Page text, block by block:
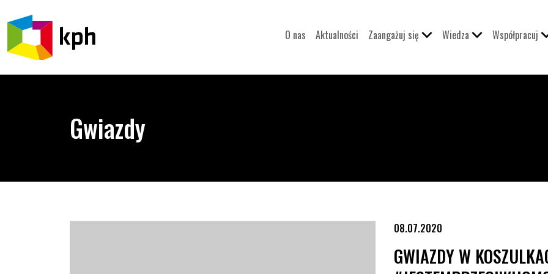
PRZEJDŹ DO TREŚCI
O nas Aktualności Zaangażuj się Wiedza Współpracuj
Gwiazdy
08.07.2020
GWIAZDY W